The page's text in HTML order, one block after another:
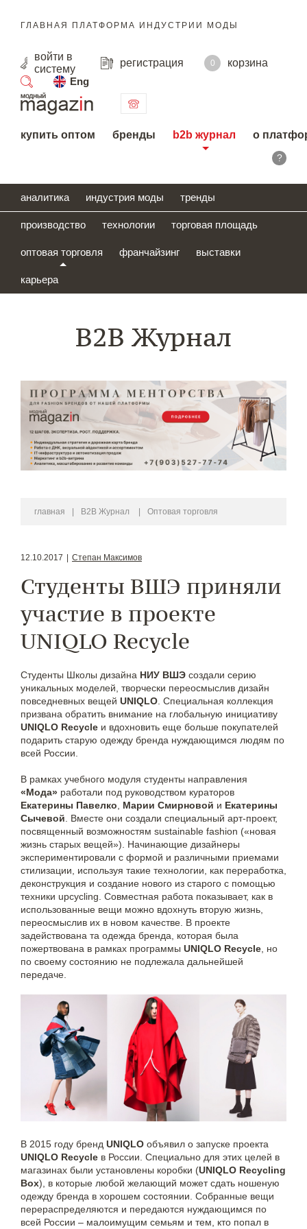
ГЛАВНАЯ ПЛАТФОРМА ИНДУСТРИИ МОДЫ
войти в
систему
регистрация 0
корзина
Eng
поиск
купить оптом бренды b2b журнал о
?
аналитика индустрия моды тренды
производство технологии торговая площадь
оптовая торговля франчайзинг выставки
карьера
B2B Журнал
главная B2B Журнал Оптовая торговля
12.10.2017 Степан Максимов
Студенты ВШЭ приняли
участие в проекте
UNIQLO Recycle
Студенты Школы дизайна НИУ ВШЭ создали серию
уникальных моделей, творчески переосмыслив дизайн
повседневных вещей UNIQLO . Специальная коллекция
призвана обратить внимание на глобальную инициативу
UNIQLO Recycle и вдохновить еще больше покупателей
подарить старую одежду бренда нуждающимся людям по
всей России.
В рамках учебного модуля студенты направления
«Мода» работали под руководством кураторов
Екатерины Павелко
Марии Смирновой и Екатерины
Сычевой . Вместе они создали специальный арт-проект,
посвященный возможностям sustainable fashion («новая
жизнь старых вещей»). Начинающие дизайнеры
экспериментировали с формой и различными приемами
стилизации, используя такие технологии, как переработка,
деконструкция и создание нового из старого с помощью
техники upcycling. Совместная работа показывает, как в
использованные вещи можно вдохнуть вторую жизнь,
переосмыслив их в новом качестве. В проекте
задействована та одежда бренда, которая была
пожертвована в рамках программы UNIQLO Recycle , но
по своему состоянию не подлежала дальнейшей
передаче.
В 2015 году бренд UNIQLO объявил о запуске проекта
UNIQLO Recycle в России. Специально для этих целей в
магазинах были установлены коробки (UNIQLO Recycling
Box), в которые любой желающий может сдать ношеную
одежду бренда в хорошем состоянии. Собранные вещи
перераспределяются и передаются нуждающимся по
всей России – малоимущим семьям и тем, кто попал в